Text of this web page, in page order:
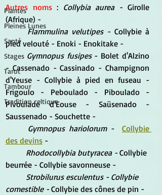
Plantes
Pleines Lunes
Santé
Stages
Tarot
Tambour
Tradition celtique
Autres noms : Collybia aurea - Girolle
(Afrique) -
Flammulina velutipes - Collybie à
pied velouté - Enoki - Enokitake -
Gymnopus fusipes - Bolet d'Alzino
- Cassenado - Cassinado - Champignon
d'Yeuse - Collybie à pied en fuseau -
Frigoulo - Peboulado - Piboulado -
Pivoulade d'Eouse - Saüsenado -
Saussenado - Souchette -
Gymnopus hariolorum -
Collybie
des devins -
Rhodocollybia butyracea - Collybie
beurrée - Collybie savonneuse -
Strobilurus esculentus - Collybie
comestible - Collybie des cônes de pin -